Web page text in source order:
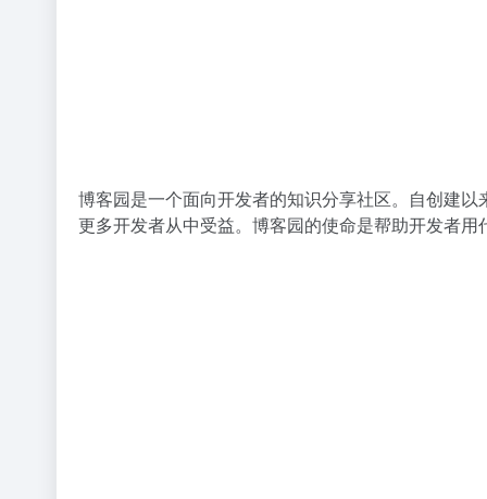
博客园是一个面向开发者的知识分享社区。自创建
更多开发者从中受益。博客园的使命是帮助开发者用